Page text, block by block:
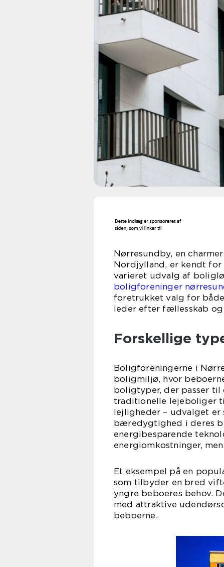
Nørresundby, en
Nordjylland, er kendt
varieret udvalg af
boligforeninger
foretrukket valg for
leder efter fællesskab
Forskellige
Boligforeningerne i
boligmiljø, hvor
boligtyper, der passer
traditionelle lejeboliger
lejligheder – udvalget
bæredygtighed i deres
energibesparende
energiomkostninger,
Et eksempel på en
som tilbyder en bred
yngre beboeres behov.
med attraktive
beboerne.